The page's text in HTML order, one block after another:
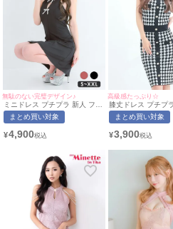
無駄のない完璧デザイン♪
ミニドレス プチプラ 新人 フレ
ア ホルターネック セクシー ラ
ウンジ キラキラ 低身長 谷間
キャバドレス (みのり着
まとめ買い対象
¥4,900
高級感たっぷり☆
膝丈ドレス プチプ
ト ワンピース 韓国
ンジ ノースリーブ
ット 黒 キャバドレ
myMinette/マイミ
まとめ買い対象
¥3,900